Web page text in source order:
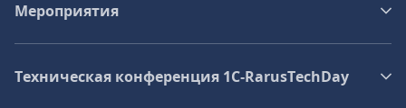
Мероприятия
Техническая конференция 1C‑RarusTechDay